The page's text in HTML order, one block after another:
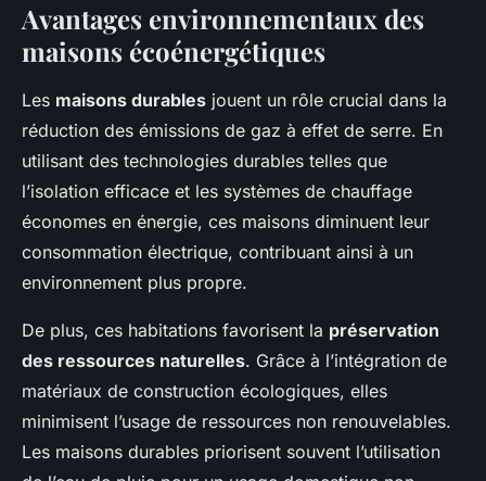
Explorez les avantages des
maisons écoénergétiques :
vers un futur durable et
performant !
Ilyes • 3 mars 2025 6 min de lecture
Avantages environnementaux des
maisons écoénergétiques
Les maisons durables jouent un rôle crucial dans la
réduction des émissions de gaz à effet de serre. En
utilisant des technologies durables telles que
l’isolation efficace et les systèmes de chauffage
économes en énergie, ces maisons diminuent leur
consommation électrique, contribuant ainsi à un
environnement plus propre.
De plus, ces habitations favorisent la préservation
des ressources naturelles. Grâce à l’intégration de
matériaux de construction écologiques, elles
minimisent l’usage de ressources non renouvelables.
Les maisons durables priorisent souvent l’utilisation